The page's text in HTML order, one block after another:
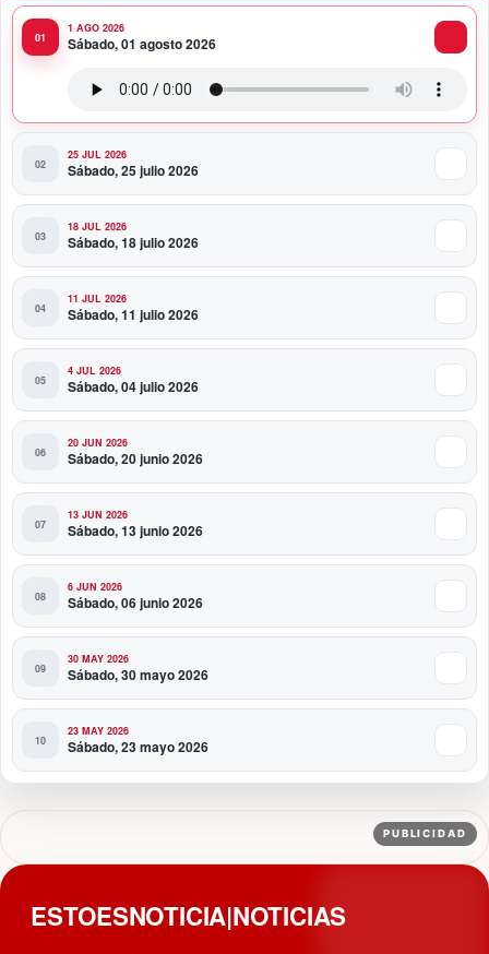
11:58 PM
Presidente Abinader viaja a Colombia para participar
1 AGO 2026
Sábado, 01 agosto 2026
25 JUL 2026
Sábado, 25 julio 2026
18 JUL 2026
Sábado, 18 julio 2026
11 JUL 2026
Sábado, 11 julio 2026
4 JUL 2026
Sábado, 04 julio 2026
20 JUN 2026
Sábado, 20 junio 2026
13 JUN 2026
Sábado, 13 junio 2026
6 JUN 2026
Sábado, 06 junio 2026
30 MAY 2026
Sábado, 30 mayo 2026
23 MAY 2026
Sábado, 23 mayo 2026
PUBLICIDAD
ESTOESNOTICIA|NOTICIAS